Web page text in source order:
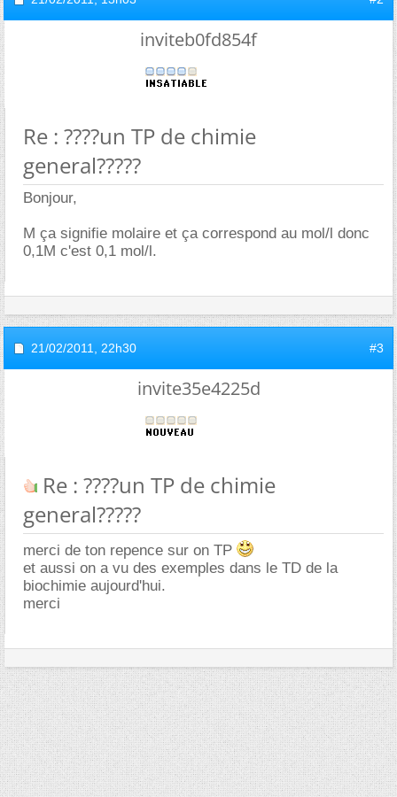
inviteb0fd854f
Re : ????un TP de chimie
general?????
Bonjour,
M ça signifie molaire et ça correspond au mol/l donc
0,1M c'est 0,1 mol/l.
21/02/2011, 22h30 #3
invite35e4225d
Re : ????un TP de chimie
general?????
merci de ton repence sur on TP
et aussi on a vu des exemples dans le TD de la
biochimie aujourd'hui.
merci